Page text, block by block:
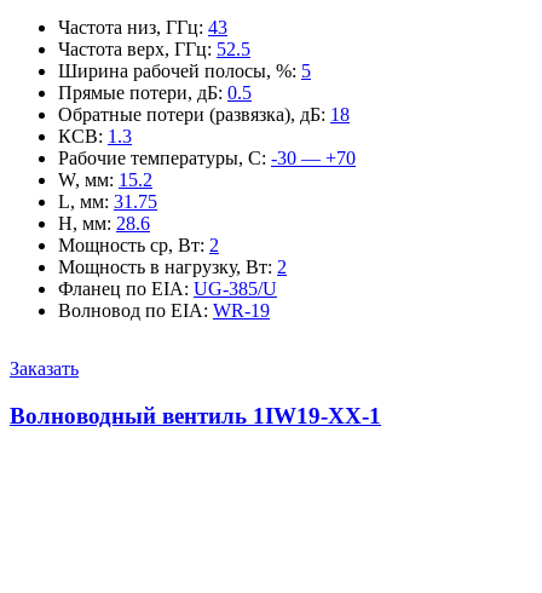
Частота низ, ГГц: 43
Частота верх, ГГц: 52.5
Ширина рабочей полосы, %: 5
Прямые потери, дБ: 0.5
Обратные потери (развязка), дБ: 18
КСВ: 1.3
Рабочие температуры, С: -30 — +70
W, мм: 15.2
L, мм: 31.75
H, мм: 28.6
Мощность ср, Вт: 2
Мощность в нагрузку, Вт: 2
Фланец по EIA: UG-385/U
Волновод по EIA: WR-19
Заказать
Волноводный вентиль 1IW19-XX-1